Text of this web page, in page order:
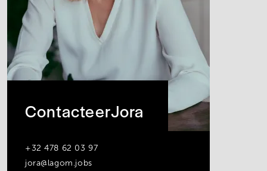
ContacteerJora
+32 478 62 03 97
jora@lagom.jobs